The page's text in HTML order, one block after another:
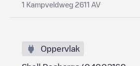
1 Kampveldweg 2611 AV
Oppervlak